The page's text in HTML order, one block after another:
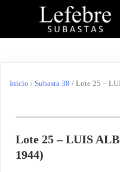
Inicio / Subasta 38 / Lote 25 –
Lote 25 – LUIS
1944)